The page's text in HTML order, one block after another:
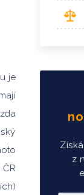
je
z